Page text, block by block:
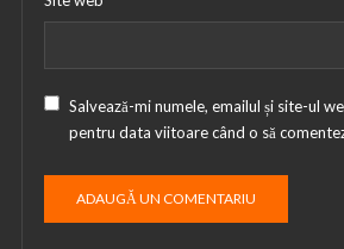
Salvează-mi numele, emailul și site-ul
pentru data viitoare când o să